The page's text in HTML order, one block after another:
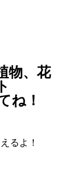
物、花
ね！
るよ！